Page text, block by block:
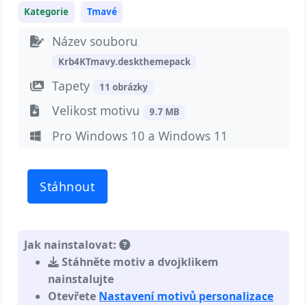
Kategorie Tmavé
Název souboru
Krb4KTmavy.deskthemepack
Tapety 11 obrázky
Velikost motivu 9.7 MB
Pro Windows 10 a Windows 11
Stáhnout
Jak nainstalovat:
Stáhněte motiv a dvojklikem
nainstalujte
Otevřete Nastavení motivů personalizace